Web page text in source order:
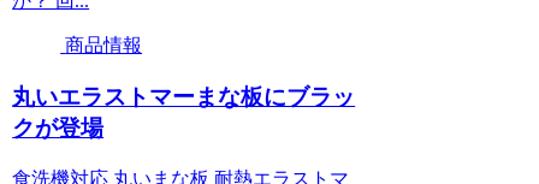
商品情報
丸いエラストマーまな板にブラッ
クが登場
食洗機対応 丸いまな板 耐熱エラストマ